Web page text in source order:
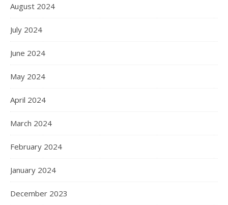
August 2024
July 2024
June 2024
May 2024
April 2024
March 2024
February 2024
January 2024
December 2023